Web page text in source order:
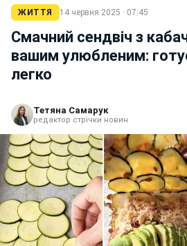
ЖИТТЯ 14 червня 2025 · 07:45
Смачний сендвіч з
вашим улюбленим:
легко
Тетяна Самарук
редактор стрічки новин